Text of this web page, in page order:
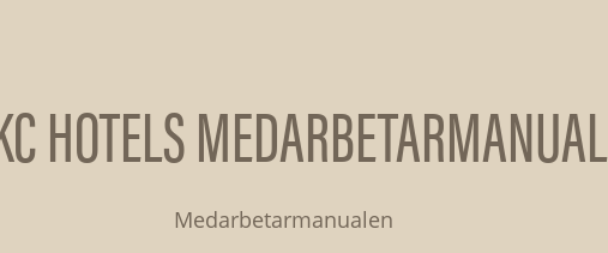
HOTELS MEDARBETARMANUAL
Medarbetarmanualen